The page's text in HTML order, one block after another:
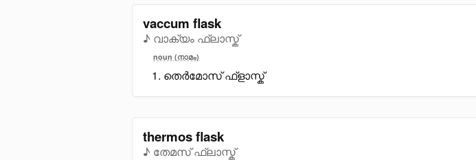
vaccum flask
♪ വാക്യം ഫ്ലാസ്ക്
noun (നാമം)
തെർമോസ് ഫ്ളാസ്ക്
thermos flask
♪ തേമസ് ഫ്ലാസ്ക്